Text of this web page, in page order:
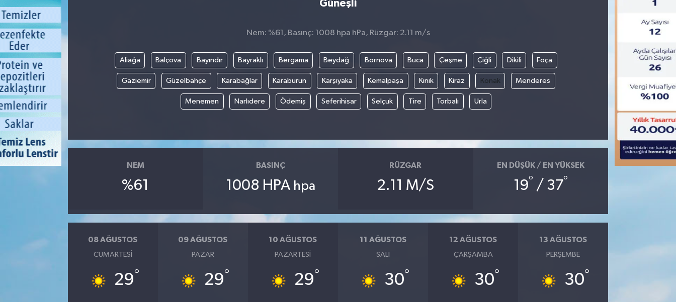
Güneşli
Nem: %61, Basınç: 1008 hpa hPa, Rüzgar: 2.11 m/s
Aliağa Balçova Bayındır Bayraklı Bergama Beydağ Bornova Buca Çeşme Çiğli Dikili Foça
Gaziemir Güzelbahçe Karabağlar Karaburun Karşıyaka Kemalpaşa Kınık Kiraz Konak Menderes
Menemen Narlıdere Ödemiş Seferihisar Selçuk Tire Torbalı Urla
NEM
%61
BASINÇ
1008 HPA hpa
RÜZGAR
2.11 M/S
EN DÜŞÜK / EN YÜKSEK
19° / 37°
08 AĞUSTOS
CUMARTESI
29°
09 AĞUSTOS
PAZAR
29°
10 AĞUSTOS
PAZARTESI
29°
11 AĞUSTOS
SALI
30°
12 AĞUSTOS
ÇARŞAMBA
30°
13 AĞUSTOS
PERŞEMBE
30°